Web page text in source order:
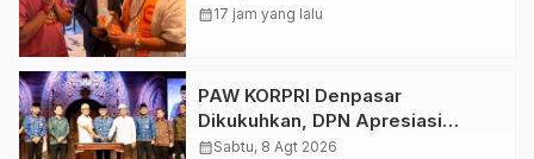
Dewa Nyoman Rai Bertemu Baba
calendar_month17 jam yang lalu
PAW KORPRI Denpasar
Dikukuhkan, DPN Apresiasi
“Sembagi Arutala” untuk Lindungi
calendar_monthSabtu, 8 Agt 2026